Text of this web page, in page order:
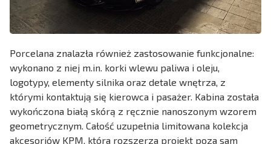
Porcelana znalazła również zastosowanie funkcjonalne:
wykonano z niej m.in. korki wlewu paliwa i oleju,
logotypy, elementy silnika oraz detale wnętrza, z
którymi kontaktują się kierowca i pasażer. Kabina została
wykończona białą skórą z ręcznie nanoszonym wzorem
geometrycznym. Całość uzupełnia limitowana kolekcja
akcesoriów KPM, która rozszerza projekt poza sam